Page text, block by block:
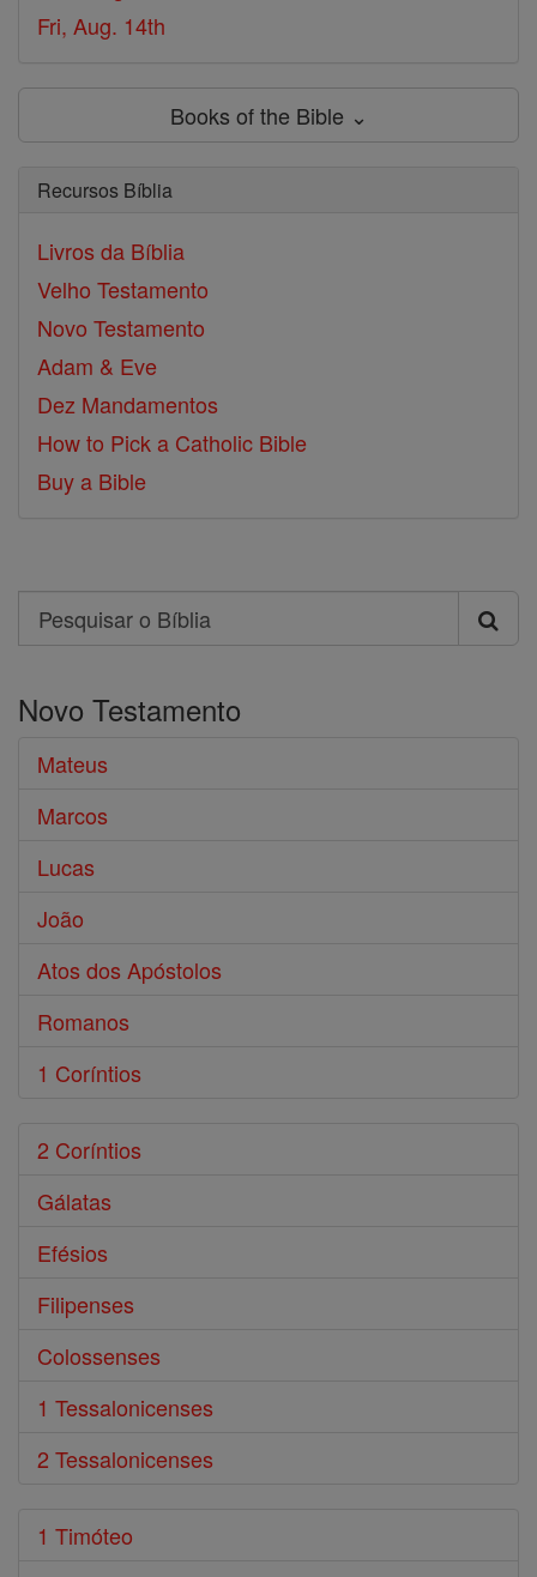
Fri, Aug. 14th
Books of the Bible ⌄
Recursos Bíblia
Livros da Bíblia
Velho Testamento
Novo Testamento
Adam & Eve
Dez Mandamentos
How to Pick a Catholic Bible
Buy a Bible
Search
Pesquisar
Bíblia
Novo Testamento
Mateus
Marcos
Lucas
João
Atos dos Apóstolos
Romanos
1 Coríntios
2 Coríntios
Gálatas
Efésios
Filipenses
Colossenses
1 Tessalonicenses
2 Tessalonicenses
1 Timóteo